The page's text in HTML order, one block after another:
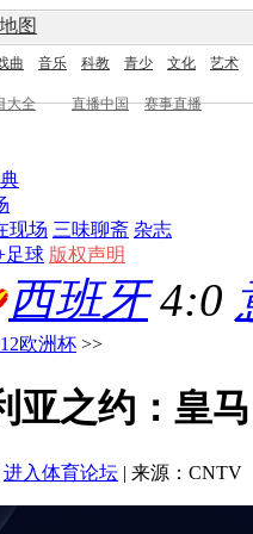
图
曲 音乐 科教 青少 文化 艺术
大全 直播中国
赛事直播
现场 三味聊斋 杂志
足球 版权声明
西班牙4:0
欧洲杯 >>
亚之约：皇
进入体育论坛 | 来源：CNTV